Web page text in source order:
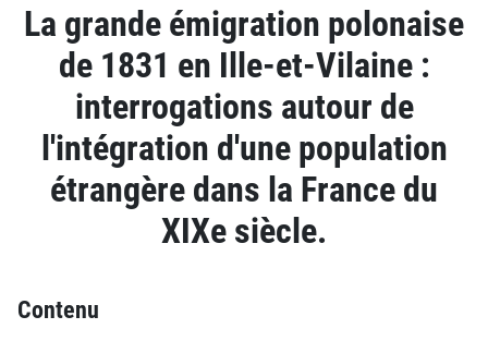
La grande émigration polonaise
de 1831 en Ille-et-Vilaine :
interrogations autour de
l'intégration d'une population
étrangère dans la France du
XIXe siècle.
Contenu